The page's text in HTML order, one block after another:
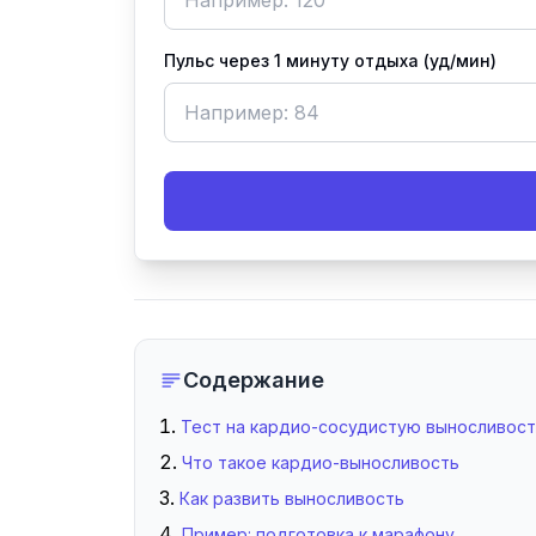
Пульс через 1 минуту отдыха (уд/мин)
Содержание
Тест на кардио-сосудистую
Что такое кардио-выносливость
Как развить выносливость